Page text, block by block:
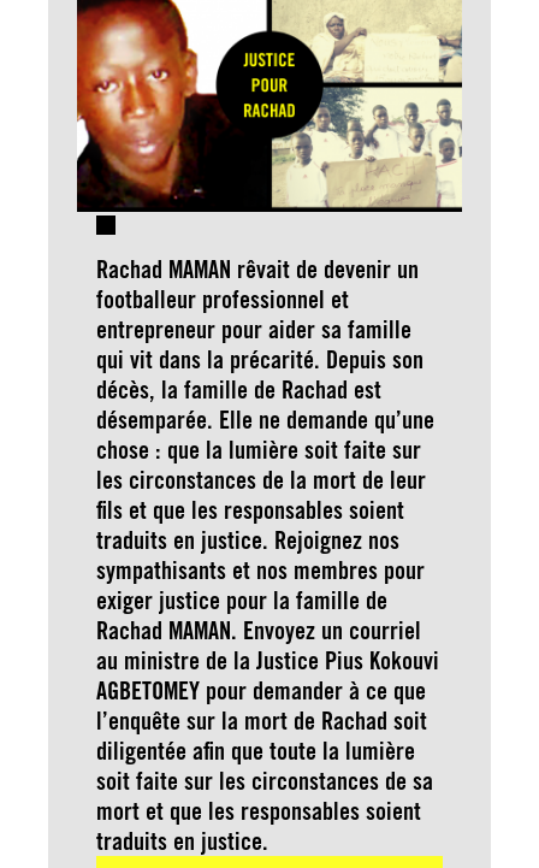
Rachad MAMAN rêvait de devenir un
footballeur professionnel et
entrepreneur pour aider sa famille
qui vit dans la précarité. Depuis son
décès, la famille de Rachad est
désemparée. Elle ne demande qu’une
chose : que la lumière soit faite sur
les circonstances de la mort de leur
fils et que les responsables soient
traduits en justice. Rejoignez nos
sympathisants et nos membres pour
exiger justice pour la famille de
Rachad MAMAN. Envoyez un courriel
au ministre de la Justice Pius Kokouvi
AGBETOMEY pour demander à ce que
l’enquête sur la mort de Rachad soit
diligentée afin que toute la lumière
soit faite sur les circonstances de sa
mort et que les responsables soient
traduits en justice.